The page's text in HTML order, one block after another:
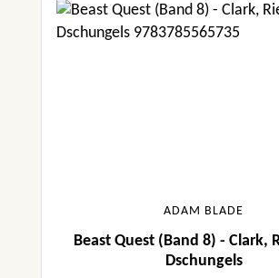
ADAM BLADE
Beast Quest (Band 8) - Clark,
Dschungels